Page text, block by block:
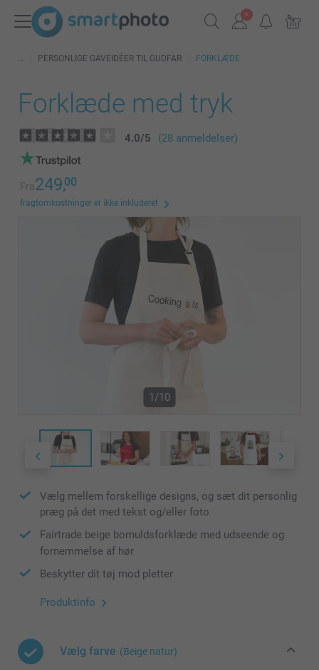
PERSONLIGE GAVEIDÉER TIL GUDFAR FORKLÆDE
Forklæde med tryk
4.0/5 (28 anmeldelser)
Fra249,00
fragtomkostninger er ikke inkluderet
1/10
Vælg mellem forskellige designs, og sæt dit personlig
præg på det med tekst og/eller foto
Fairtrade beige bomuldsforklæde med udseende og
fornemmelse af hør
Beskytter dit tøj mod pletter
Produktinfo
Vælg farve (Beige natur)